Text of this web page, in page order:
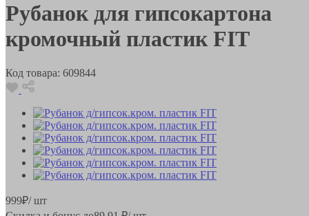
Рубанок для гипсокартона
кромочный пластик FIT
Код товара: 609844
999₽/ шт